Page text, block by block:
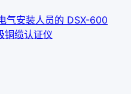
气安装人员的 DSX-600
铜缆认证仪